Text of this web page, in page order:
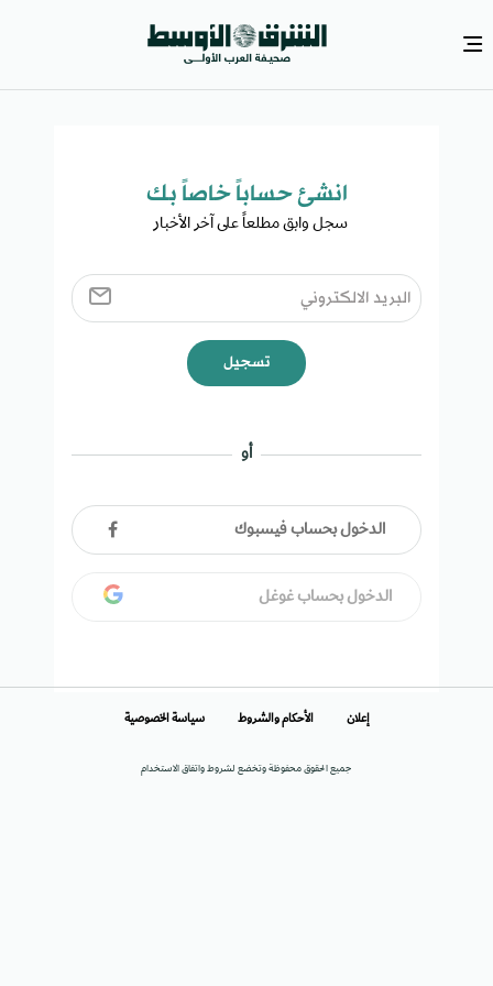
انشئ حساباً خاصاً بك​
سجل وابق مطلعاً على آخر الأخبار ​
تسجيل
أو
الدخول بحساب فيسبوك
الدخول بحساب غوغل
جميع الحقوق محفوظة وتخضع لشروط واتفاق الاستخدام
إعلان الأحكام والشروط سياسة الخصوصية